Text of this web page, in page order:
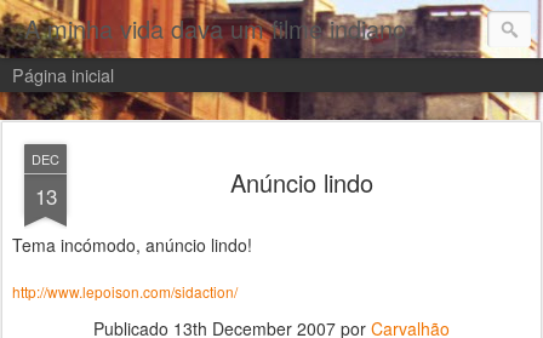
A minha vida dava um filme indiano
Página inicial
DEC
13 Anúncio lindo
Tema incómodo, anúncio lindo!
http://www.lepoison.com/sidaction/
Publicado 13th December 2007 por Carvalhão